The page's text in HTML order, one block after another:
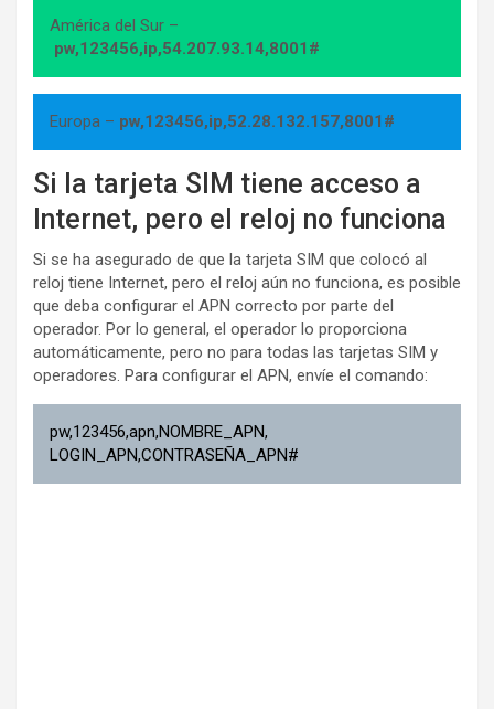
América del Sur –
pw,123456,ip,54.207.93.14,8001#
Europa – pw,123456,ip,52.28.132.157,8001#
Si la tarjeta SIM tiene acceso a
Internet, pero el reloj no funciona
Si se ha asegurado de que la tarjeta SIM que colocó al
reloj tiene Internet, pero el reloj aún no funciona, es posible
que deba configurar el APN correcto por parte del
operador. Por lo general, el operador lo proporciona
automáticamente, pero no para todas las tarjetas SIM y
operadores. Para configurar el APN, envíe el comando:
pw,123456,apn,NOMBRE_APN,
LOGIN_APN,CONTRASEÑA_APN#